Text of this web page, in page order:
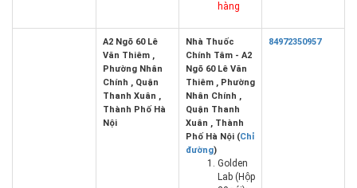
hàng
A2 Ngõ 60 Lê
Văn Thiêm ,
Phường Nhân
Chính , Quận
Thanh Xuân ,
Thành Phố Hà
Nội
Nhà Thuốc
Chính Tâm - A2
Ngõ 60 Lê Văn
Thiêm , Phường
Nhân Chính ,
Quận Thanh
Xuân , Thành
Phố Hà Nội (Chỉ
đường)
Golden
Lab (Hộp
84972350957